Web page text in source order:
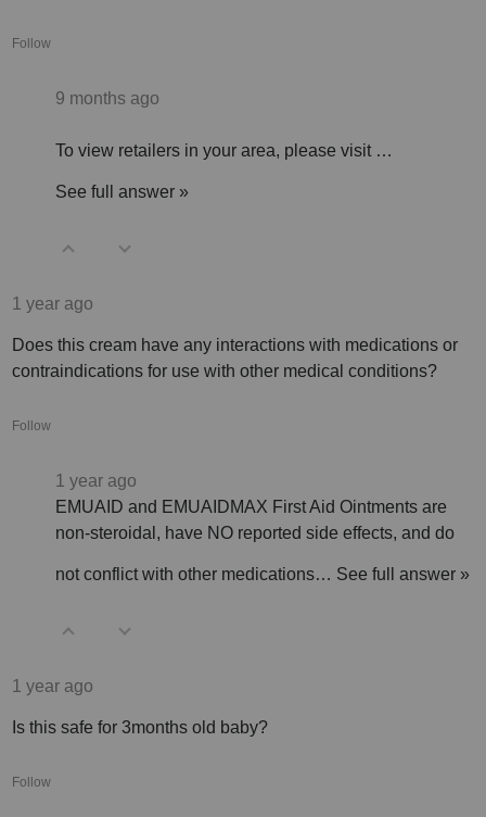
Follow
9 months ago
To view retailers in your area, please visit …
See full answer »
1 year ago
Does this cream have any interactions with medications or
contraindications for use with other medical conditions?
Follow
1 year ago
EMUAID and EMUAIDMAX First Aid Ointments are
non-steroidal, have NO reported side effects, and do
not conflict with other medications… See full answer »
1 year ago
Is this safe for 3months old baby?
Follow